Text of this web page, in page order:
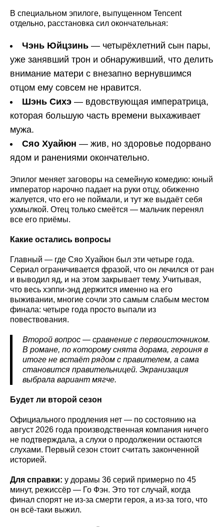
В специальном эпилоге, выпущенном Tencent
отдельно, расстановка сил окончательная:
Чэнь Юйцзинь — четырёхлетний сын пары,
уже занявший трон и обнаруживший, что делить
внимание матери с внезапно вернувшимся
отцом ему совсем не нравится.
Шэнь Сихэ — вдовствующая императрица,
которая большую часть времени выхаживает
мужа.
Сяо Хуайюн — жив, но здоровье подорвано
ядом и ранениями окончательно.
Эпилог меняет заговоры на семейную комедию: юный
император нарочно падает на руки отцу, обиженно
жалуется, что его не поймали, и тут же выдаёт себя
ухмылкой. Отец только смеётся — мальчик перенял
все его приёмы.
Какие остались вопросы
Главный — где Сяо Хуайюн был эти четыре года.
Сериал ограничивается фразой, что он лечился от ран
и выводил яд, и на этом закрывает тему. Учитывая,
что весь хэппи-энд держится именно на его
выживании, многие сочли это самым слабым местом
финала: четыре года просто выпали из
повествования.
Второй вопрос — сравнение с первоисточником.
В романе, по которому снята дорама, героиня в
итоге не встаёт рядом с правителем, а сама
становится правительницей. Экранизация
выбрала вариант мягче.
Будет ли второй сезон
Официального продления нет — по состоянию на
август 2026 года производственная компания ничего
не подтверждала, а слухи о продолжении остаются
слухами. Первый сезон стоит считать законченной
историей.
Для справки: у дорамы 36 серий примерно по 45
минут, режиссёр — Го Фэн. Это тот случай, когда
финал спорят не из-за смерти героя, а из-за того, что
он всё-таки выжил.